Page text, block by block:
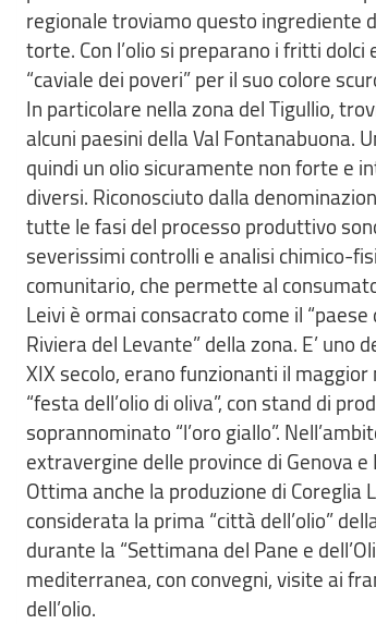
regionale troviamo questo ingrediente
torte. Con l’olio si preparano i fritti dolci
“caviale dei poveri” per il suo colore
In particolare nella zona del Tigullio,
alcuni paesini della Val Fontanabuona.
quindi un olio sicuramente non forte e
diversi. Riconosciuto dalla
tutte le fasi del processo produttivo
severissimi controlli e analisi chimico-
comunitario, che permette al
Leivi è ormai consacrato come il
Riviera del Levante” della zona. E’
XIX secolo, erano funzionanti il
“festa dell’olio di oliva”, con stand di
soprannominato “l’oro giallo”.
extravergine delle province di Genova e
Ottima anche la produzione di Coreglia
considerata la prima “città dell’olio”
durante la “Settimana del Pane e
mediterranea, con convegni, visite ai
dell’olio.